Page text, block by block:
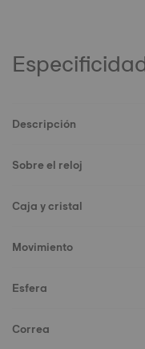
Descripción
Sobre el reloj
Caja y cristal
Movimiento
Esfera
Correa